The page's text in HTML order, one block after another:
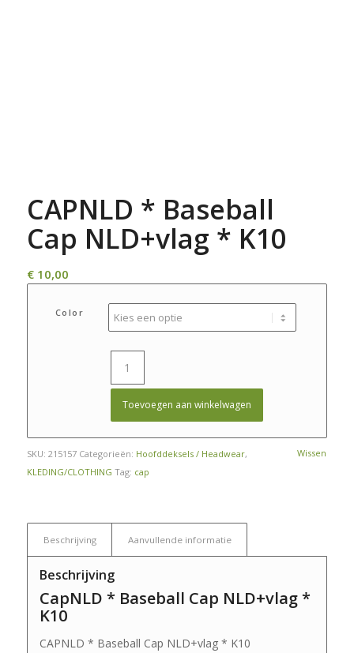
CAPNLD * Baseball
Cap NLD+vlag * K10
€10,00
Color
Wissen
Toevoegen aan winkelwagen
SKU: 215157 Categorieën: Hoofddeksels / Headwear,
KLEDING/CLOTHING Tag: cap
Beschrijving Aanvullende informatie
Beschrijving
CapNLD * Baseball Cap NLD+vlag *
K10
CAPNLD * Baseball Cap NLD+vlag * K10